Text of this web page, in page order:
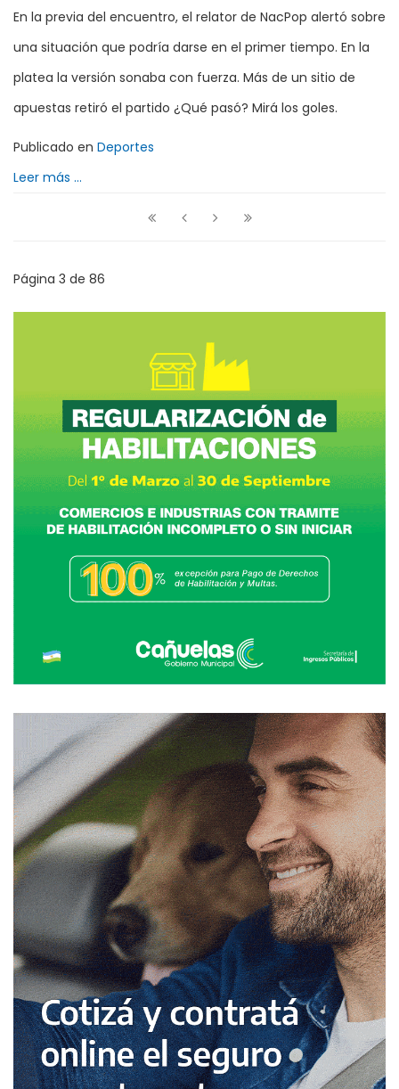
En la previa del encuentro, el relator de NacPop alertó sobre
una situación que podría darse en el primer tiempo. En la
platea la versión sonaba con fuerza. Más de un sitio de
apuestas retiró el partido ¿Qué pasó? Mirá los goles.
Publicado en Deportes
Leer más ...
Página 3 de 86